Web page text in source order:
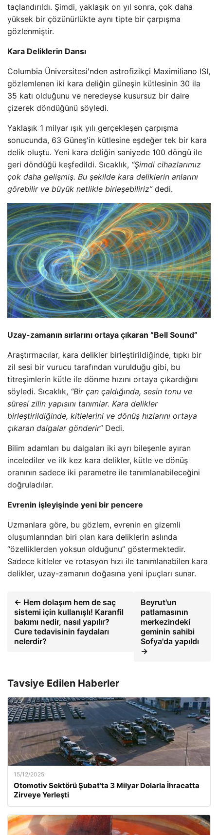
taçlandırıldı. Şimdi, yaklaşık on yıl sonra, çok daha
yüksek bir çözünürlükte aynı tipte bir çarpışma
gözlenmiştir.
Kara Deliklerin Dansı
Columbia Üniversitesi'nden astrofizikçi Maximiliano ISI,
gözlemlenen iki kara deliğin güneşin kütlesinin 30 ila
35 katı olduğunu ve neredeyse kusursuz bir daire
çizerek döndüğünü söyledi.
Yaklaşık 1 milyar ışık yılı gerçekleşen çarpışma
sonucunda, 63 Güneş'in kütlesine eşdeğer tek bir kara
delik oluştu. Yeni kara deliğin saniyede 100 döngü ile
geri döndüğü keşfedildi. Sıcaklık, “Şimdi cihazlarımız
çok daha gelişmiş. Bu şekilde kara deliklerin anlarını
görebilir ve büyük netlikle birleşebiliriz” dedi.
Uzay-zamanın sırlarını ortaya çıkaran “Bell Sound”
Araştırmacılar, kara delikler birleştirildiğinde, tıpkı bir
zil sesi bir vurucu tarafından vurulduğu gibi, bu
titreşimlerin kütle ile dönme hızını ortaya çıkardığını
söyledi. Sıcaklık, “Bir çan çaldığında, sesin tonu ve
süresi zilin yapısını tanımlar. Kara delikler
birleştirildiğinde, kitlelerini ve dönüş hızlarını ortaya
çıkaran dalgalar gönderir”Dedi.
Bilim adamları bu dalgaları iki ayrı bileşenle ayıran
incelediler ve ilk kez kara delikler, kütle ve dönüş
oranının sadece iki parametre ile tanımlanabileceğini
doğruladılar.
Evrenin işleyişinde yeni bir pencere
Uzmanlara göre, bu gözlem, evrenin en gizemli
oluşumlarından biri olan kara deliklerin aslında
“özelliklerden yoksun olduğunu” göstermektedir.
Sadece kitleler ve rotasyon hızı ile tanımlanabilen kara
delikler, uzay-zamanın doğasına yeni ipuçları sunar.
← Hem dolaşım hem de saç
sistemi için kullanışlı! Karanfil
bakımı nedir, nasıl yapılır?
Cure tedavisinin faydaları
nelerdir?
Beyrut'un
patlamasının
merkezindeki
geminin sahibi
Sofya'da yapıldı
→
Tavsiye Edilen Haberler
15/12/2025
Otomotiv Sektörü Şubat’ta 3 Milyar Dolarla İhracatta
Zirveye Yerleşti